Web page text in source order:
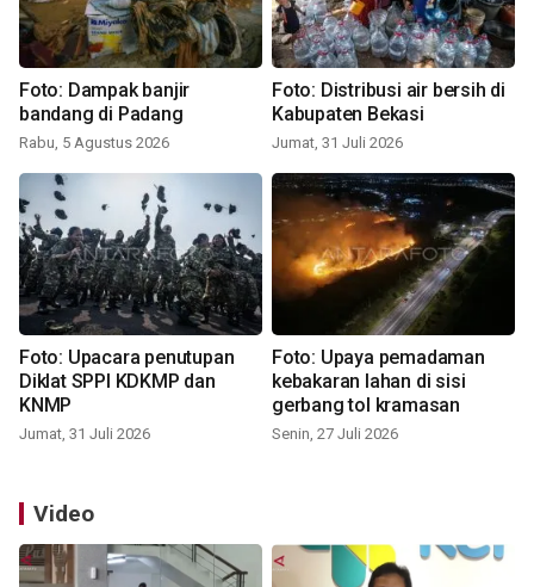
Foto: Dampak banjir
bandang di Padang
Rabu, 5 Agustus 2026
Foto: Distribusi air bersih di
Kabupaten Bekasi
Jumat, 31 Juli 2026
Foto: Upacara penutupan
Diklat SPPI KDKMP dan
KNMP
Jumat, 31 Juli 2026
Foto: Upaya pemadaman
kebakaran lahan di sisi
gerbang tol kramasan
Senin, 27 Juli 2026
Video